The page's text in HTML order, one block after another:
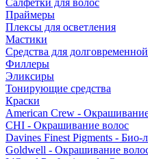
Салфетки для волос
Праймеры
Плексы для осветления
Мастики
Средства для
Филлеры
Эликсиры
Тонирующие средства
Краски
American Crew -
CHI - Окрашивание волос
Davines Finest Pigments -
Goldwell - Окрашивание